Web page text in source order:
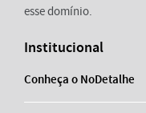
esse domínio.
Institucional
Conheça o NoDetalhe